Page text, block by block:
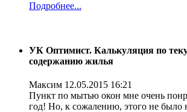
Подробнее...
УК Оптимист. Калькуляция по
содержанию жилья
Максим 12.05.2015 16:21
Пункт по мытью окон мне очень
год! Но, к сожалению, этого не было